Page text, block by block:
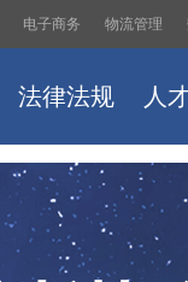
电子商务 物流管理
法律法规 人